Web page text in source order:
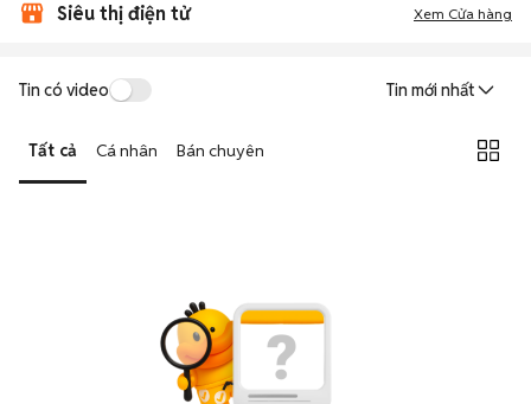
Siêu thị điện tử Xem Cửa hàng
Tin có video Tin mới nhất
Tất cả Cá nhân Bán chuyên